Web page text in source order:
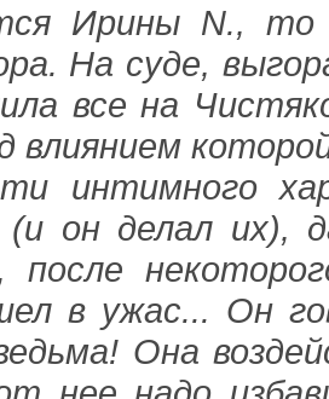
Ирины N., то
На суде,
все на
влиянием
интимного
он делал их),
после
в ужас... Он
Она